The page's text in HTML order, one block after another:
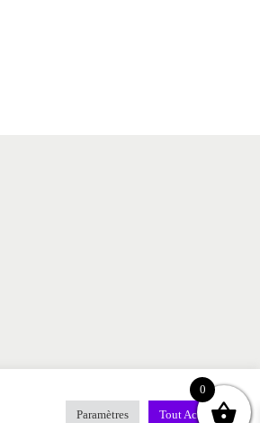
Paramètres Tout Accepter
0